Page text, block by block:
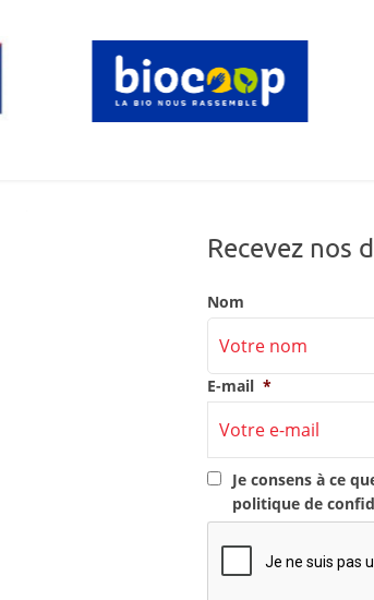
Recevez nos
Nom
E-mail *
RGPD
Je consens à ce
politique de
CAPTCHA